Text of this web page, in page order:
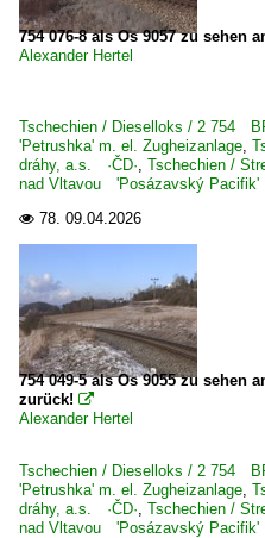
754 076-8 als Os 9057 zu sehen
Alexander Hertel
Tschechien / Dieselloks / 2 754
'Petrushka' m. el. Zugheizanlage,
dráhy, a.s. ·ČD·, Tschechien /
nad Vltavou 'Posázavský Pacifik'
 78. 09.04.2026
754 049-5 als Os 9055 zu sehen
zurück! 
Alexander Hertel
Tschechien / Dieselloks / 2 754
'Petrushka' m. el. Zugheizanlage,
dráhy, a.s. ·ČD·, Tschechien /
nad Vltavou 'Posázavský Pacifik'